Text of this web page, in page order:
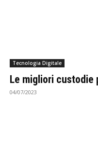
Tecnologia Digitale
Le migliori custodie
04/07/2023